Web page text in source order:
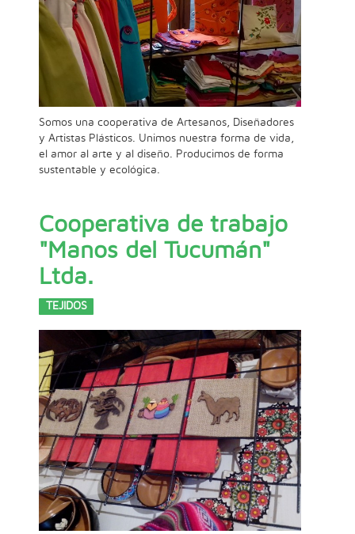
Somos una cooperativa de Artesanos, Diseñadores
y Artistas Plásticos. Unimos nuestra forma de vida,
el amor al arte y al diseño. Producimos de forma
sustentable y ecológica.
Cooperativa de trabajo
"Manos del Tucumán"
Ltda.
TEJIDOS